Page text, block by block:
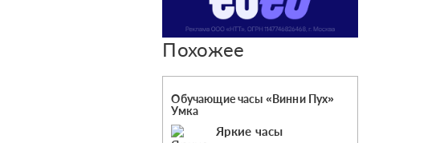
Похожее
Обучающие часы «Винни Пух»
Умка
Яркие часы